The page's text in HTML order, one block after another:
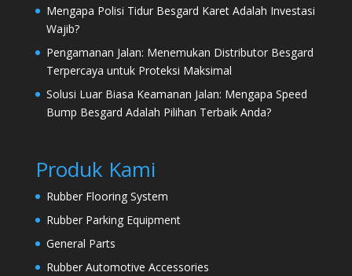
Mengapa Polisi Tidur Besgard Karet Adalah Investasi
Wajib?
Pengamanan Jalan: Menemukan Distributor Besgard
Terpercaya untuk Proteksi Maksimal
Solusi Luar Biasa Keamanan Jalan: Mengapa Speed
Bump Besgard Adalah Pilihan Terbaik Anda?
Produk Kami
Rubber Flooring System
Rubber Parking Equipment
General Parts
Rubber Automotive Accessories